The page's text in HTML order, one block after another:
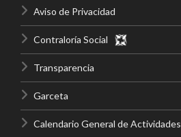
Aviso de Privacidad
Contraloría Social
Transparencia
Garceta
Calendario General de Actividades